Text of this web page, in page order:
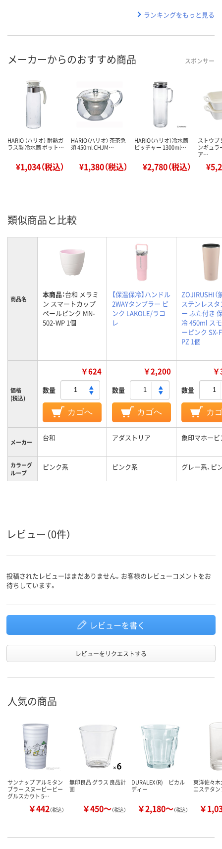
ランキングをもっと見る
メーカーからのおすすめ商品 スポンサー
HARIO （ハリオ） 耐熱ガ
ラス製 冷水筒 ポット…
¥1,034（税込）
HARIO（ハリオ） 茶茶急
須 450ml CHJM…
¥1,380（税込）
HARIO（ハリオ）冷水筒
ピッチャー 1300ml…
¥2,780（税込）
ストウブ
ンギュラ
ア…
類似商品と比較
商品名 本商品：台和 メラミ
ン スマートカップ
ペールピンク MN-
502-WP 1個
【保温保冷】ハンドル
2WAYタンブラー ピ
ンク LAKOLE/ラコ
レ
ZOJIRUSHI（
ステンレス
ー ふた付き
冷 450ml ス
ーピンク SX-
PZ 1個
価格
(税込)
￥624
数量
カゴへ
￥2,200
数量
カゴへ
数量
カ
メーカー 台和 アダストリア 象印マホービ
カラーグ
ループ
ピンク系 ピンク系 グレー系、ピ
レビュー（0件）
投稿されたレビューはまだありません。お客様のレビューコメントをお
待ちしています。
レビューを書く
レビューをリクエストする
人気の商品
サンナップ アルミタン
ブラー スヌーピービー
グルスカウト 5…
￥442（税込）
無印良品 グラス 良品計
画
￥450～（税込）
DURALEX（R) ピカル
ディー
￥2,180～（税込）
東洋佐々
エステタ
￥